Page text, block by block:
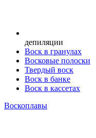
депиляции
Воск в гранулах
Восковые полоски
Твердый воск
Воск в банке
Воск в кассетах
Воскоплавы